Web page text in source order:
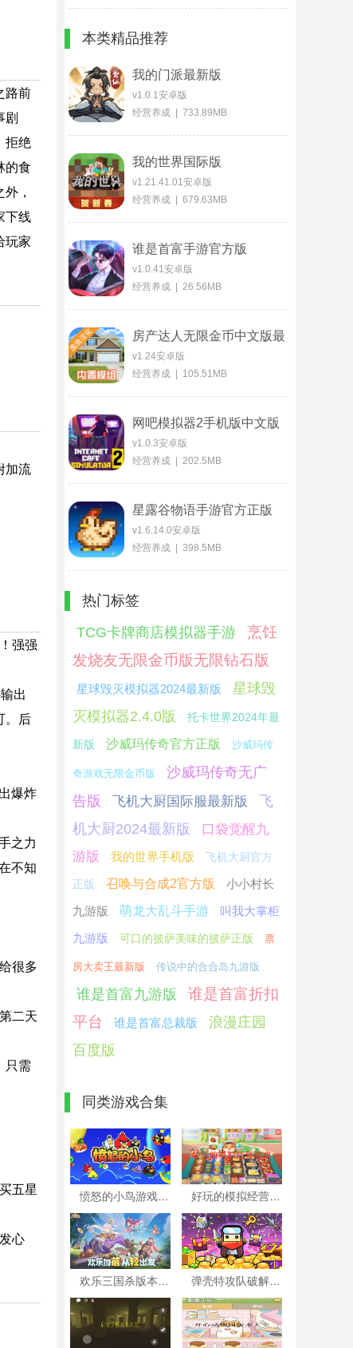
路前
剧
拒绝
的食
，
下线
玩家
加流
强强
出
。后
爆炸
之力
不知
很多
二天
只需
五星
心
本类精品推荐
我的门派最新版
v1.0.1安卓版
经营养成 | 733.89MB
我的世界国际版
v1.21.41.01安卓版
经营养成 | 679.63MB
谁是首富手游官方版
v1.0.41安卓版
经营养成 | 26.56MB
房产达人无限金币中文版最
新版
v1.24安卓版
经营养成 | 105.51MB
网吧模拟器2手机版中文版
v1.0.3安卓版
经营养成 | 202.5MB
星露谷物语手游官方正版
v1.6.14.0安卓版
经营养成 | 398.5MB
热门标签
TCG卡牌商店模拟器手游
烹饪
发烧友无限金币版无限钻石版
星球毁灭模拟器2024最新版
星球毁
灭模拟器2.4.0版
托卡世界2024年最
新版 沙威玛传奇官方正版 沙威玛传
奇游戏无限金币版
沙威玛传奇无广
告版
飞机大厨国际服最新版
飞
机大厨2024最新版
口袋觉醒九
游版
我的世界手机版 飞机大厨官方
正版 召唤与合成2官方版
小小村长
九游版
萌龙大乱斗手游
叫我大掌柜
九游版
可口的披萨美味的披萨正版 票
房大卖王最新版 传说中的合合岛九游版
谁是首富九游版
谁是首富折扣
平台
谁是首富总裁版
浪漫庄园
百度版
同类游戏合集